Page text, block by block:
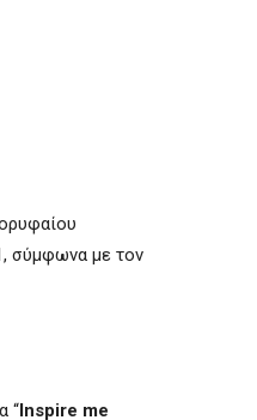
σύμφωνα με τον
“Inspire me